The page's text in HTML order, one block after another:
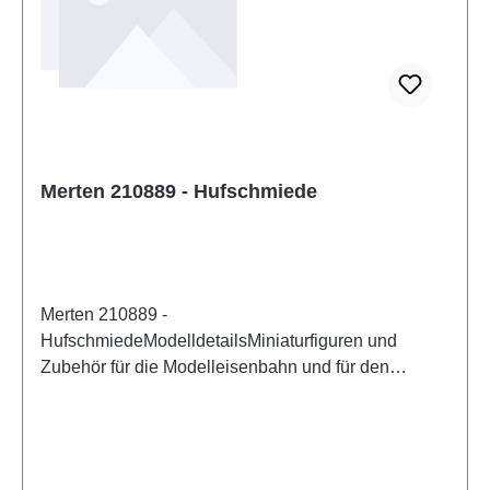
Merten 210889 - Hufschmiede
Merten 210889 -
HufschmiedeModelldetailsMiniaturfiguren und
Zubehör für die Modelleisenbahn und für den